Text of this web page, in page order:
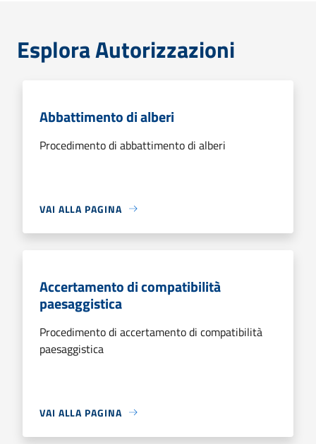
Esplora Autorizzazioni
Abbattimento di alberi
Procedimento di abbattimento di alberi
VAI ALLA PAGINA
Accertamento di compatibilità
paesaggistica
Procedimento di accertamento di compatibilità
paesaggistica
VAI ALLA PAGINA